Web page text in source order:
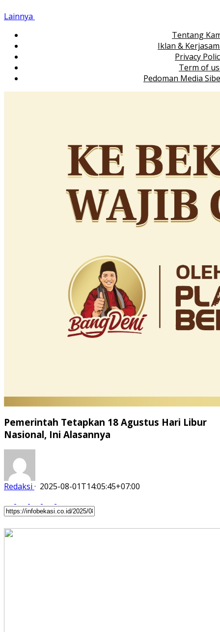
Lainnya
Tentang
Iklan &
Privacy
Term of
Pedoman Media
Pemerintah Tetapkan 18 Agustus Hari Libur
Nasional, Ini Alasannya
Redaksi · 2025-08-01T14:05:45+07:00